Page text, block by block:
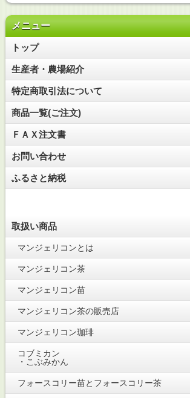
メニュー
トップ
生産者・農場紹介
特定商取引法について
商品一覧(ご注文)
ＦＡＸ注文書
お問い合わせ
ふるさと納税
取扱い商品
マンジェリコンとは
マンジェリコン茶
マンジェリコン苗
マンジェリコン茶の販売店
マンジェリコン珈琲
コブミカン
・こぶみかん
フォースコリー苗とフォースコリー茶